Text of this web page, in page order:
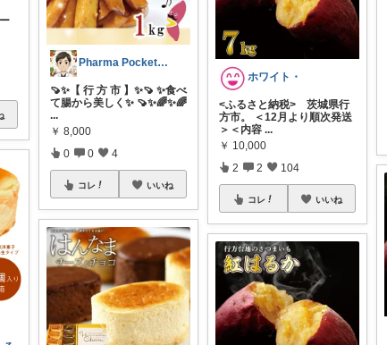
Pharma Pocket@ふるさと納税
🍠✨【 行 方 市 】✨🍠 ✨食べ
て腸から美しく✨ 🍠✨🌈✨🌈
...
￥ 8,000
0 0 4
コレ いいね
ホワイト・
<ふるさと納税> 茨城県行
方市。 ＜12月より順次発送
＞＜内容 ...
￥ 10,000
2 2 104
コレ いいね